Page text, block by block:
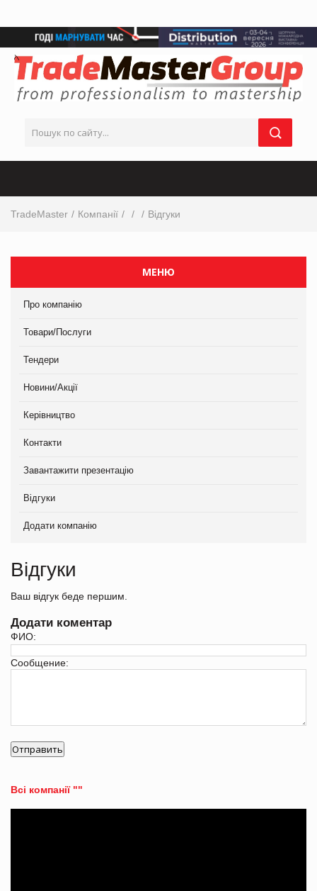
TradeMaster Компанії Відгуки
МЕНЮ
Про компанію
Товари/Послуги
Тендери
Новини/Акції
Керівництво
Контакти
Завантажити презентацію
Відгуки
Додати компанію
Відгуки
Ваш відгук беде першим.
Додати коментар
ФИО:
Сообщение:
Всі компанії ""